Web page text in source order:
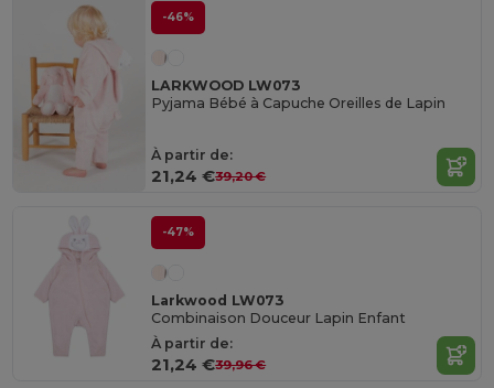
-46%
LARKWOOD LW073
Pyjama Bébé à Capuche Oreilles de Lapin
À partir de:
21,24 €39,20 €
-47%
Larkwood LW073
Combinaison Douceur Lapin Enfant
À partir de:
21,24 €39,96 €